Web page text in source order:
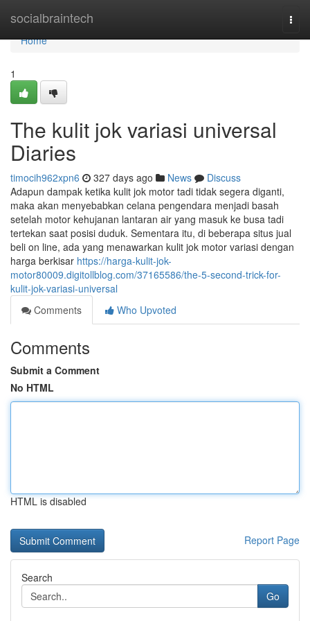
socialbraintech
Home
Home
1
The kulit jok variasi universal
Diaries
timocih962xpn6 327 days ago News
Discuss
Adapun dampak ketika kulit jok motor tadi tidak segera diganti,
maka akan menyebabkan celana pengendara menjadi basah
setelah motor kehujanan lantaran air yang masuk ke busa tadi
tertekan saat posisi duduk. Sementara itu, di beberapa situs jual
beli on line, ada yang menawarkan kulit jok motor variasi dengan
harga berkisar https://harga-kulit-jok-
motor80009.digitollblog.com/37165586/the-5-second-trick-for-
kulit-jok-variasi-universal
Comments
Who Upvoted
Comments
Submit a Comment
No HTML
HTML is disabled
Report Page
Search
Go